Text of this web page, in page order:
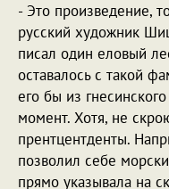
- Это произведение,
русский художник
писал один еловый
оставалось с такой
его бы из
момент. Хотя, не
прентцентденты.
позволил себе
прямо указывала на